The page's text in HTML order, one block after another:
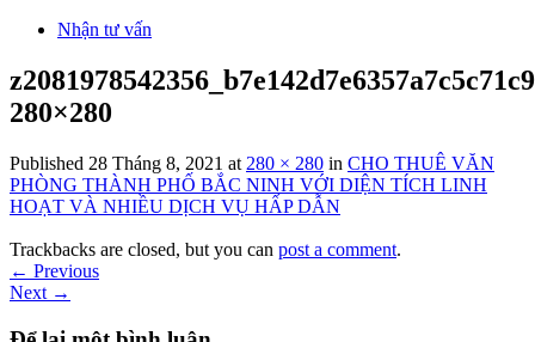
Nhận tư vấn
280×280
Published 28 Tháng 8, 2021 at 280 × 280 in CHO THUÊ VĂN
PHÒNG THÀNH PHỐ BẮC NINH VỚI DIỆN TÍCH LINH
HOẠT VÀ NHIỀU DỊCH VỤ HẤP DẪN
Trackbacks are closed, but you can post a comment.
← Previous
Next →